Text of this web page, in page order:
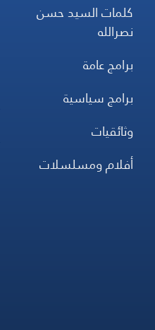
كلمات السيد حسن
نصرالله
برامج عامة
برامج سياسية
وثائقيات
أفلام ومسلسلات